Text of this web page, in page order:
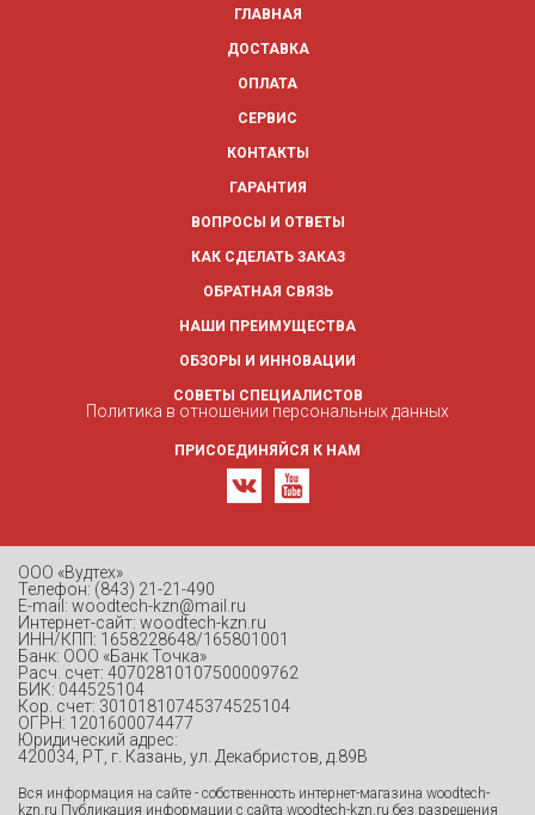
ГЛАВНАЯ
ДОСТАВКА
ОПЛАТА
СЕРВИС
КОНТАКТЫ
ГАРАНТИЯ
ВОПРОСЫ И ОТВЕТЫ
КАК СДЕЛАТЬ ЗАКАЗ
ОБРАТНАЯ СВЯЗЬ
НАШИ ПРЕИМУЩЕСТВА
ОБЗОРЫ И ИННОВАЦИИ
СОВЕТЫ СПЕЦИАЛИСТОВ
Политика в отношении персональных данных
ПРИСОЕДИНЯЙСЯ К НАМ
ООО «Вудтех»
Телефон: (843) 21-21-490
E-mail: woodtech-kzn@mail.ru
Интернет-сайт: woodtech-kzn.ru
ИНН/КПП: 1658228648/165801001
Банк: ООО «Банк Точка»
Расч. счет: 40702810107500009762
БИК: 044525104
Кор. счет: 30101810745374525104
ОГРН: 1201600074477
Юридический адрес:
420034, РТ, г. Казань, ул. Декабристов, д.89В
Вся информация на сайте - собственность интернет-магазина woodtech-
kzn.ru Публикация информации с сайта woodtech-kzn.ru без разрешения